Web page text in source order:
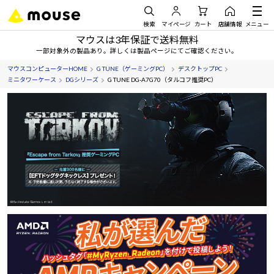
検索 マイページ カート 店舗情報 メニュー
マウスは3年保証で送料無料
一部対象外の製品あり。詳しくは製品ページにてご確認ください。
マウスコンピューターHOME G TUNE（ゲーミングPC）
デスクトップPC
ミニタワーケース
DGシリーズ G TUNE DG-A7G70（タルコフ推奨PC）